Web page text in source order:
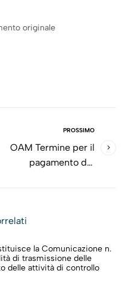
originale
PROSSIMO
OAM Termine per il
pagamento del
la Comunicazione n.
di trasmissione delle
delle attività di controllo